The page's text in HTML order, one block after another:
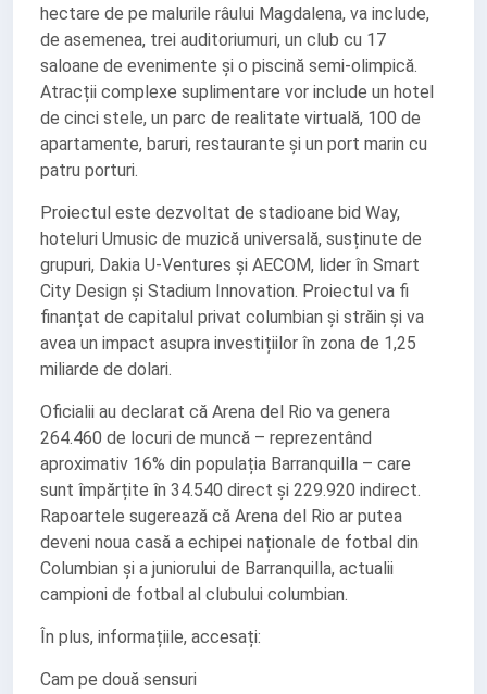
hectare de pe malurile râului Magdalena, va include,
de asemenea, trei auditoriumuri, un club cu 17
saloane de evenimente și o piscină semi-olimpică.
Atracții complexe suplimentare vor include un hotel
de cinci stele, un parc de realitate virtuală, 100 de
apartamente, baruri, restaurante și un port marin cu
patru porturi.
Proiectul este dezvoltat de stadioane bid Way,
hoteluri Umusic de muzică universală, susținute de
grupuri, Dakia U-Ventures și AECOM, lider în Smart
City Design și Stadium Innovation. Proiectul va fi
finanțat de capitalul privat columbian și străin și va
avea un impact asupra investițiilor în zona de 1,25
miliarde de dolari.
Oficialii au declarat că Arena del Rio va genera
264.460 de locuri de muncă – reprezentând
aproximativ 16% din populația Barranquilla – care
sunt împărțite în 34.540 direct și 229.920 indirect.
Rapoartele sugerează că Arena del Rio ar putea
deveni noua casă a echipei naționale de fotbal din
Columbian și a juniorului de Barranquilla, actualii
campioni de fotbal al clubului columbian.
În plus, informațiile, accesați:
Cam pe două sensuri